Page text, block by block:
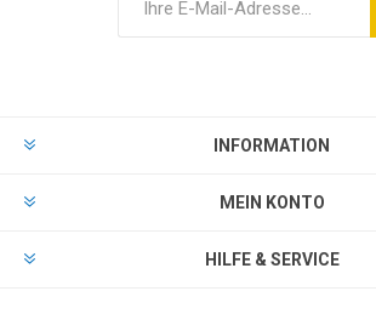
INFORMATION
MEIN KONTO
HILFE & SERVICE